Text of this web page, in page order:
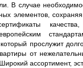
В случае
элементов,
прослужит
от
ассортимент,